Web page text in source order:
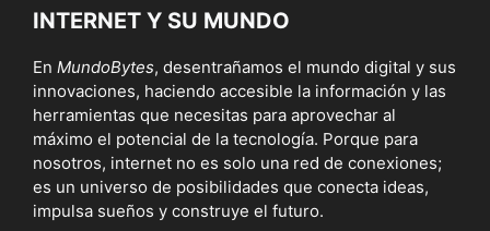
INTERNET Y SU MUNDO
En MundoBytes, desentrañamos el mundo digital y sus
innovaciones, haciendo accesible la información y las
herramientas que necesitas para aprovechar al
máximo el potencial de la tecnología. Porque para
nosotros, internet no es solo una red de conexiones;
es un universo de posibilidades que conecta ideas,
impulsa sueños y construye el futuro.